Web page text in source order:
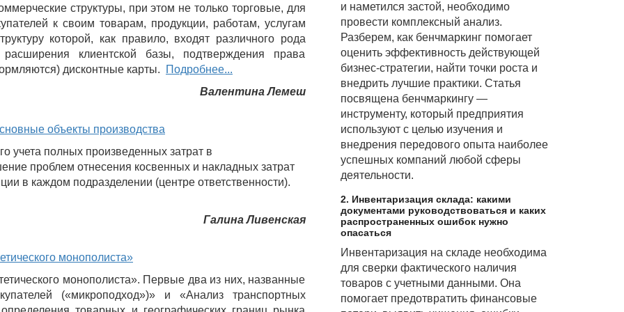
структуры, при этом не только торговые, для
к своим товарам, продукции, работам, услугам
которой, как правило, входят различного рода
клиентской базы, подтверждения права
дисконтные карты.
Подробнее...
Валентина Лемеш
объекты производства
учета полных произведенных затрат в
проблем отнесения косвенных и накладных затрат
в каждом подразделении (центре ответственности).
Галина Ливенская
монополиста»
монополиста». Первые два из них, названные
(«микроподход»)» и «Анализ транспортных
и наметился застой, необходимо
провести комплексный анализ.
Разберем, как бенчмаркинг помогает
оценить эффективность действующей
бизнес-стратегии, найти точки роста и
внедрить лучшие практики. Статья
посвящена бенчмаркингу —
инструменту, который предприятия
используют с целью изучения и
внедрения передового опыта наиболее
успешных компаний любой сферы
деятельности.
2. Инвентаризация склада: какими
документами руководствоваться и каких
распространенных ошибок нужно
опасаться
Инвентаризация на складе необходима
для сверки фактического наличия
товаров с учетными данными. Она
помогает предотвратить финансовые